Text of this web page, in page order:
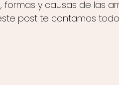
formas y causas de las
post te contamos